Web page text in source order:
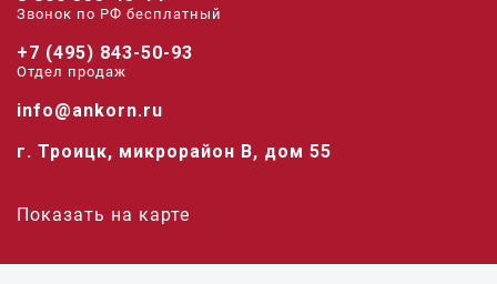
Звонок по РФ беcплатный
+7 (495) 843-50-93
Отдел продаж
info@ankorn.ru
г. Троицк, микрорайон В, дом 55
Показать на карте